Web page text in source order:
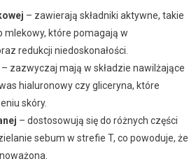
– zawierają składniki aktywne, takie
mlekowy, które pomagają w
redukcji niedoskonałości.
– zazwyczaj mają w składzie nawilżające
hialuronowy czy gliceryna, które
skóry.
– dostosowują się do różnych części
sebum w strefie T, co powoduje, że